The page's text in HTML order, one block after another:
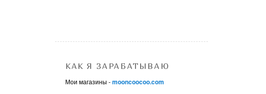
КАК Я ЗАРАБАТЫВАЮ
Мои магазины -mooncoocoo.com